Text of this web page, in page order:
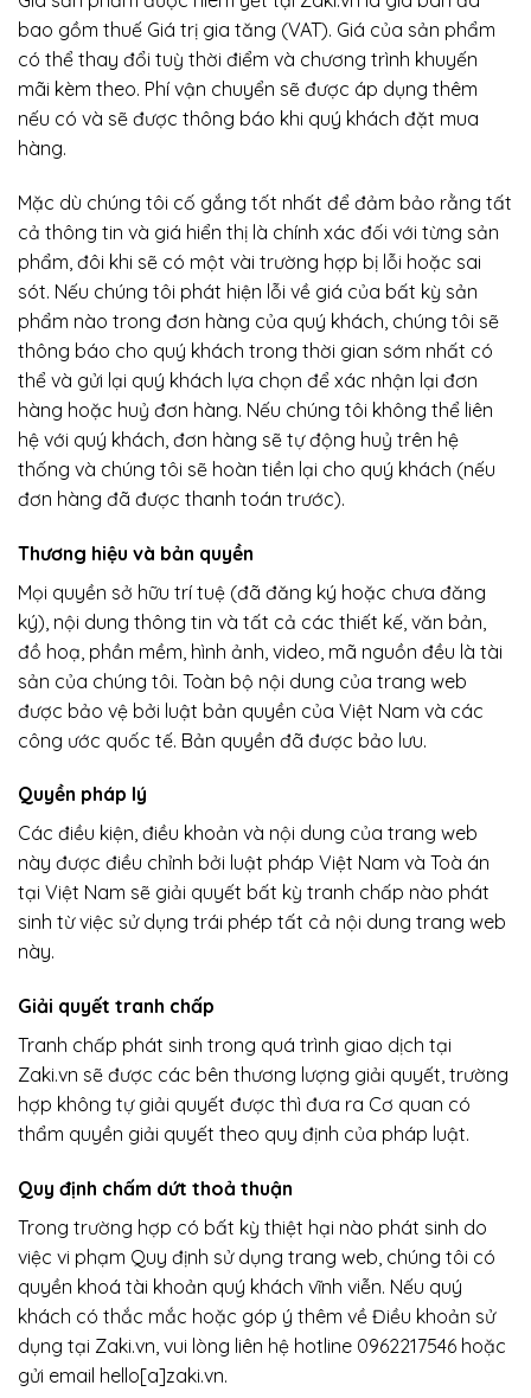
bao gồm thuế Giá trị gia tăng (VAT). Giá của sản phẩm
có thể thay đổi tuỳ thời điểm và chương trình khuyến
mãi kèm theo. Phí vận chuyển sẽ được áp dụng thêm
nếu có và sẽ được thông báo khi quý khách đặt mua
hàng.
Mặc dù chúng tôi cố gắng tốt nhất để đảm bảo rằng tất
cả thông tin và giá hiển thị là chính xác đối với từng sản
phẩm, đôi khi sẽ có một vài trường hợp bị lỗi hoặc sai
sót. Nếu chúng tôi phát hiện lỗi về giá của bất kỳ sản
phẩm nào trong đơn hàng của quý khách, chúng tôi sẽ
thông báo cho quý khách trong thời gian sớm nhất có
thể và gửi lại quý khách lựa chọn để xác nhận lại đơn
hàng hoặc huỷ đơn hàng. Nếu chúng tôi không thể liên
hệ với quý khách, đơn hàng sẽ tự động huỷ trên hệ
thống và chúng tôi sẽ hoàn tiền lại cho quý khách (nếu
đơn hàng đã được thanh toán trước).
Thương hiệu và bản quyền
Mọi quyền sở hữu trí tuệ (đã đăng ký hoặc chưa đăng
ký), nội dung thông tin và tất cả các thiết kế, văn bản,
đồ hoạ, phần mềm, hình ảnh, video, mã nguồn đều là tài
sản của chúng tôi. Toàn bộ nội dung của trang web
được bảo vệ bởi luật bản quyền của Việt Nam và các
công ước quốc tế. Bản quyền đã được bảo lưu.
Quyền pháp lý
Các điều kiện, điều khoản và nội dung của trang web
này được điều chỉnh bởi luật pháp Việt Nam và Toà án
tại Việt Nam sẽ giải quyết bất kỳ tranh chấp nào phát
sinh từ việc sử dụng trái phép tất cả nội dung trang web
này.
Giải quyết tranh chấp
Tranh chấp phát sinh trong quá trình giao dịch tại
Zaki.vn sẽ được các bên thương lượng giải quyết, trường
hợp không tự giải quyết được thì đưa ra Cơ quan có
thẩm quyền giải quyết theo quy định của pháp luật.
Quy định chấm dứt thoả thuận
Trong trường hợp có bất kỳ thiệt hại nào phát sinh do
việc vi phạm Quy định sử dụng trang web, chúng tôi có
quyền khoá tài khoản quý khách vĩnh viễn. Nếu quý
khách có thắc mắc hoặc góp ý thêm về Điều khoản sử
dụng tại Zaki.vn, vui lòng liên hệ hotline 0962217546 hoặc
gửi email hello[a]zaki.vn.